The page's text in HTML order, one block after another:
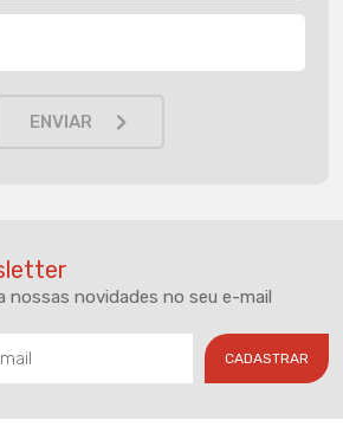
ENVIAR
nossas novidades no seu e-mail
CADASTRAR